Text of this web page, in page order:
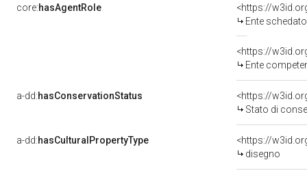
core:hasAgentRole
<https://
Ente schedatore del bene
<https://
Ente competente per
a-dd:hasConservationStatus
<https://
Stato di
a-dd:hasCulturalPropertyType
<https://
disegno